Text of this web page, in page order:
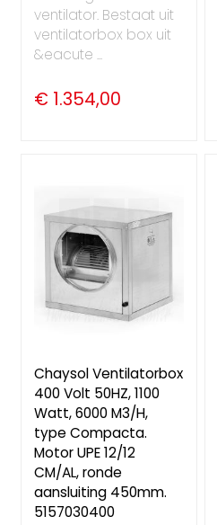
ventilator. Bestaat uit
ventilatorbox box uit
&eacute ...
€ 1.354,00
Chaysol Ventilatorbox
400 Volt 50HZ, 1100
Watt, 6000 M3/H,
type Compacta.
Motor UPE 12/12
CM/AL, ronde
aansluiting 450mm.
5157030400